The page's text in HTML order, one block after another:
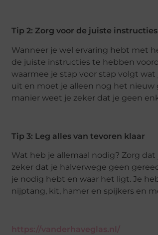
Tip 2: Zorg voor de juiste instructies
Wanneer je wel ervaring hebt met
de juiste instructies te hebben
waarmee je stap voor stap volgt
uit en moet je alleen nog het nieuw
manier weet je zeker dat je geen
Tip 3: Leg alles van tevoren klaar
Wat heb je allemaal nodig? Zorg
zeker dat je halverwege geen
je nodig hebt en waar het ligt. Je
nijptang, kit, hamer en spijkers en
https://vanderhaveglas.nl/